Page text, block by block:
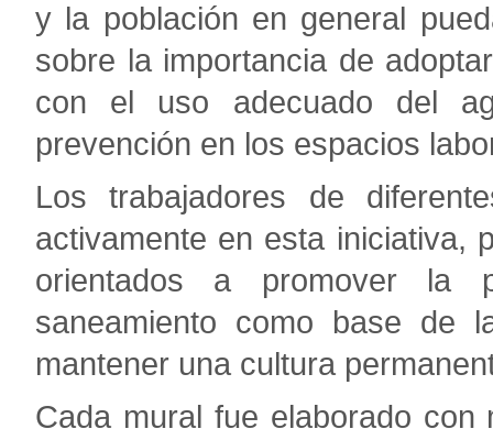
y la población en general
sobre la importancia de
con el uso adecuado del
prevención en los espacios
Los trabajadores de
activamente en esta iniciativa,
orientados a promover la
saneamiento como base de
mantener una cultura
Cada mural fue elaborado con